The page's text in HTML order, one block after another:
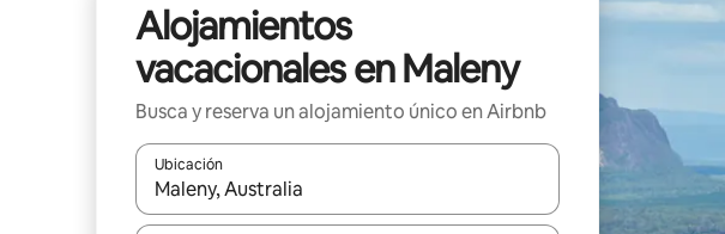
Alojamientos
vacacionales en Maleny
Busca y reserva un alojamiento único en Airbnb
Ubicación
Cuando los resultados estén disponibles, podrás navegar usando las